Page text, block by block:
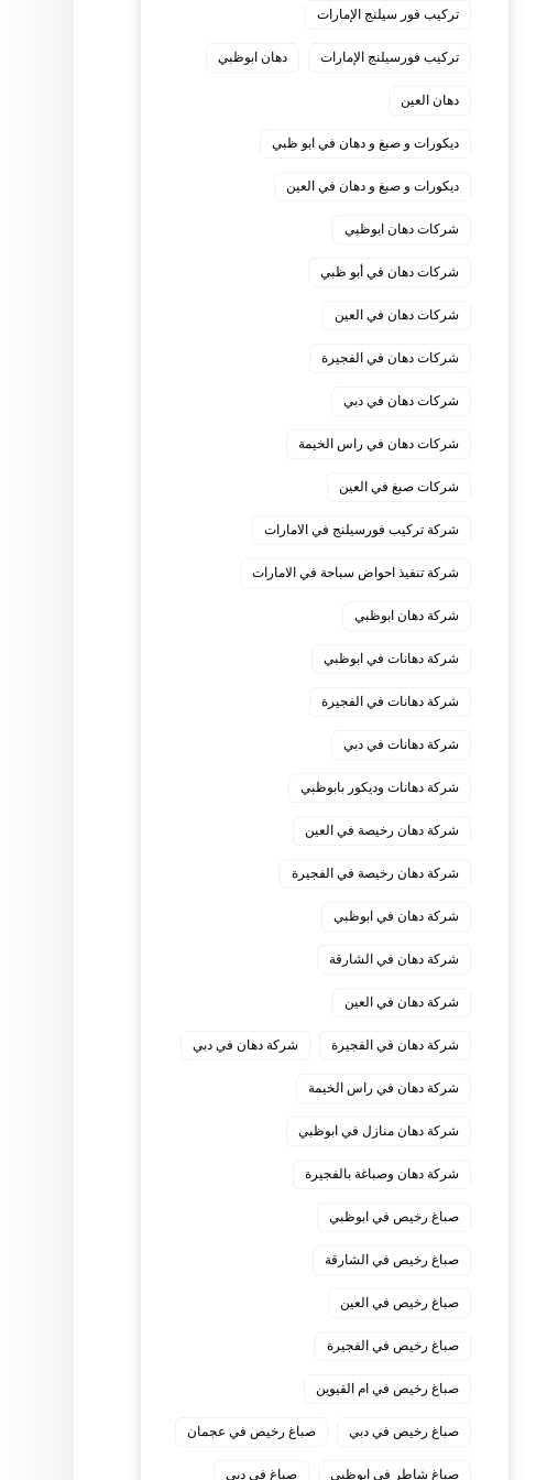
تركيب فور سيلنج الإمارات
تركيب فورسيلنج الإمارات دهان ابوظبي
دهان العين
ديكورات و صبغ و دهان في ابو ظبي
ديكورات و صبغ و دهان في العين
شركات دهان ابوظبي
شركات دهان في أبو ظبي
شركات دهان في العين
شركات دهان في الفجيرة
شركات دهان في دبي
شركات دهان في راس الخيمة
شركات صبغ في العين
شركة تركيب فورسيلنج في الامارات
شركة تنفيذ احواض سباحة في الامارات
شركة دهان ابوظبي
شركة دهانات في ابوظبي
شركة دهانات في الفجيرة
شركة دهانات في دبي
شركة دهانات وديكور بابوظبي
شركة دهان رخيصة في العين
شركة دهان رخيصة في الفجيرة
شركة دهان في ابوظبي
شركة دهان في الشارقة
شركة دهان في العين
شركة دهان في الفجيرة شركة دهان في دبي
شركة دهان في راس الخيمة
شركة دهان منازل في ابوظبي
شركة دهان وصباغة بالفجيرة
صباغ رخيص في ابوظبي
صباغ رخيص في الشارقة
صباغ رخيص في العين
صباغ رخيص في الفجيرة
صباغ رخيص في ام القيوين
صباغ رخيص في دبي صباغ رخيص في عجمان
صباغ شاطر في ابوظبي صباغ في دبي